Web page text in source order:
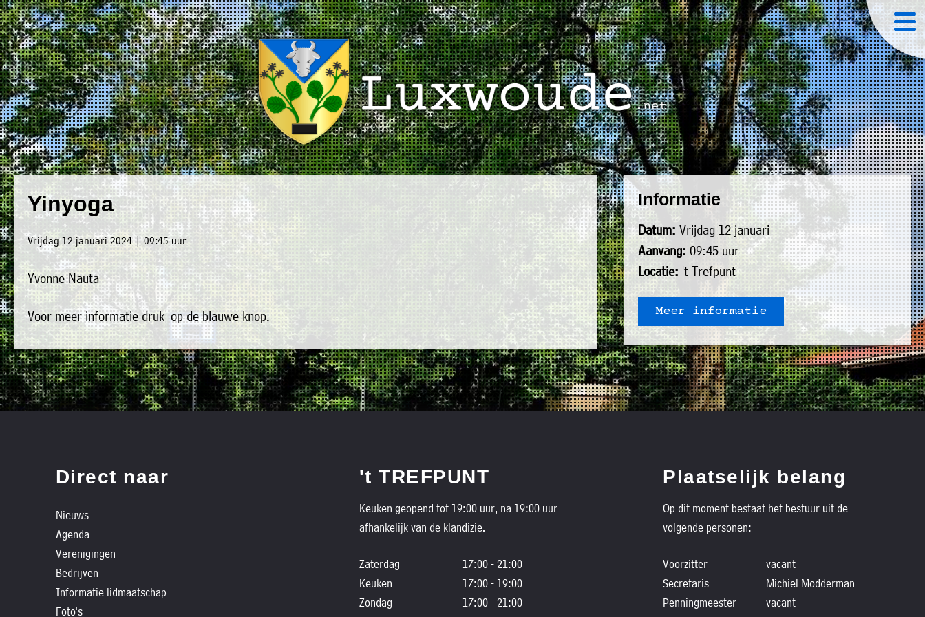
Yinyoga
Vrijdag 12 januari 2024 | 09:45 uur
Yvonne Nauta
Voor meer informatie druk op de blauwe knop.
Informatie
Datum: Vrijdag 12 januari
Aanvang: 09:45 uur
Locatie: 't Trefpunt
Meer informatie
Direct naar
Nieuws
Agenda
Verenigingen
Bedrijven
Informatie lidmaatschap
Foto's
't TREFPUNT
Keuken geopend tot 19:00 uur, na 19:00 uur
afhankelijk van de klandizie.
Zaterdag
17:00 - 21:00
Keuken
17:00 - 19:00
Zondag
17:00 - 21:00
Plaatselijk belang
Op dit moment bestaat het bestuur uit de
volgende personen:
Voorzitter
vacant
Secretaris
Michiel Modderman
Penningmeester
vacant
»
Home
»
Welkom
»
Nieuws
Agenda
»
Verenigingen
»
belang
lidmaatschap
Trefpunt
Luxwoude.net
website@luxwoude.net
Plaatselijk
belang
Op
dit
moment
bestaat
het
bestuur
uit
de
Voorzitter
vacant
Secretaris
Modderman
Penningmeester
vacant
Algemeen
Algemeen